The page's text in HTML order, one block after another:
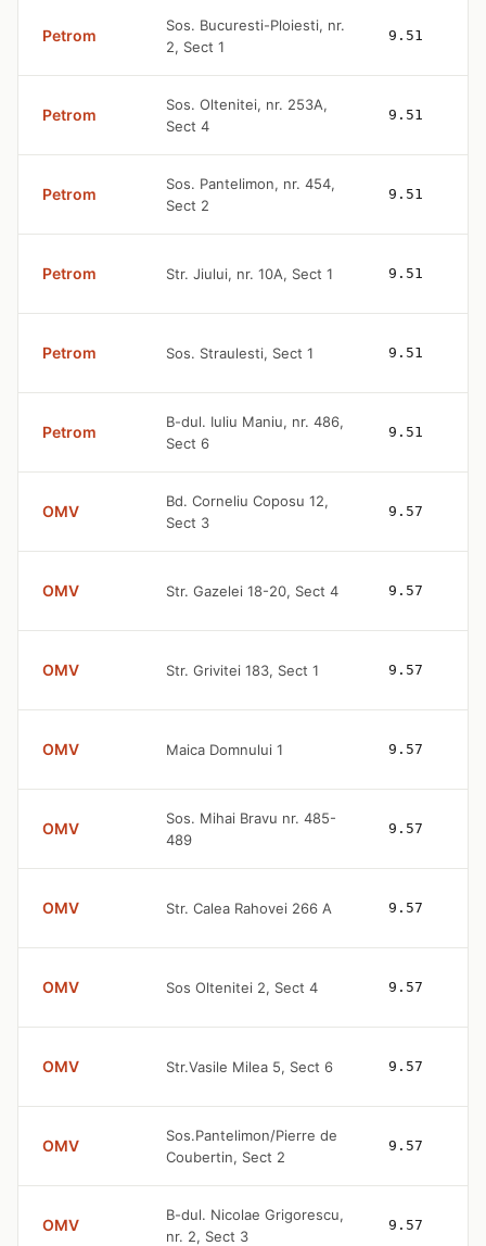
Petrom
Sos. Bucuresti-Ploiesti, nr.
2, Sect 1
9.51
Petrom
Sos. Oltenitei, nr. 253A,
Sect 4
9.51
Petrom
Sos. Pantelimon, nr. 454,
Sect 2
9.51
Petrom Str. Jiului, nr. 10A, Sect 1 9.51
Petrom Sos. Straulesti, Sect 1 9.51
Petrom
B-dul. Iuliu Maniu, nr. 486,
Sect 6
9.51
OMV
Bd. Corneliu Coposu 12,
Sect 3
9.57
OMV Str. Gazelei 18-20, Sect 4 9.57
OMV Str. Grivitei 183, Sect 1 9.57
OMV Maica Domnului 1 9.57
OMV
Sos. Mihai Bravu nr. 485-
489
9.57
OMV Str. Calea Rahovei 266 A 9.57
OMV Sos Oltenitei 2, Sect 4 9.57
OMV Str.Vasile Milea 5, Sect 6 9.57
OMV
Sos.Pantelimon/Pierre de
Coubertin, Sect 2
9.57
OMV
B-dul. Nicolae Grigorescu,
nr. 2, Sect 3
9.57